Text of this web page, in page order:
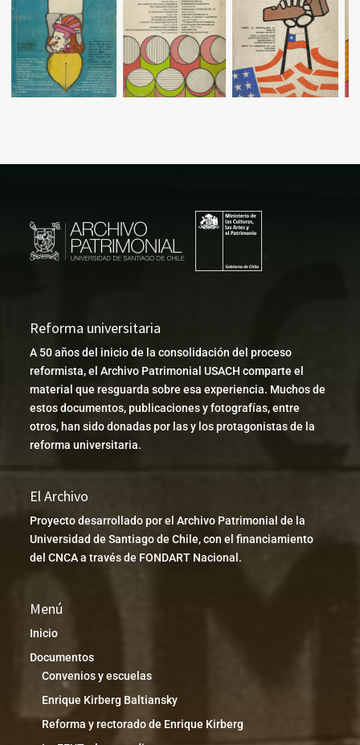
Reforma universitaria
A 50 años del inicio de la consolidación del proceso
reformista, el Archivo Patrimonial USACH comparte el
material que resguarda sobre esa experiencia. Muchos de
estos documentos, publicaciones y fotografías, entre
otros, han sido donadas por las y los protagonistas de la
reforma universitaria.
El Archivo
Proyecto desarrollado por el Archivo Patrimonial de la
Universidad de Santiago de Chile, con el financiamiento
del CNCA a través de FONDART Nacional.
Menú
Inicio
Documentos
Convenios y escuelas
Enrique Kirberg Baltiansky
Reforma y rectorado de Enrique Kirberg